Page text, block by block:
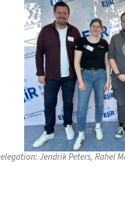
Jendrik Peters, Rahel